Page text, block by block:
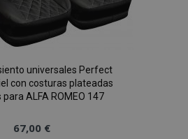
universales Perfect
con costuras plateadas
ALFA ROMEO 147
67,00 €